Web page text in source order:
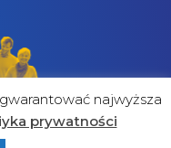
najwyższa
prywatności